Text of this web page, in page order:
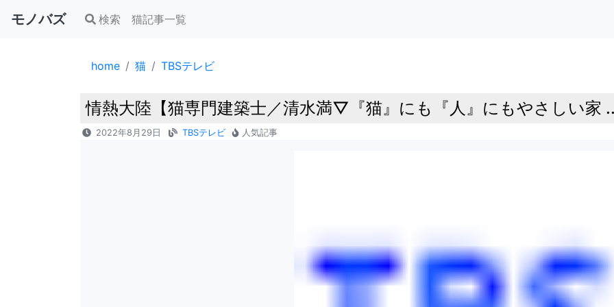
モノバズ 検索 猫記事一覧
home 猫 TBSテレビ
情熱大陸【猫専門建築士／清水満▽『猫』にも『人』にもやさしい家
2022年8月29日 TBSテレビ 人気記事